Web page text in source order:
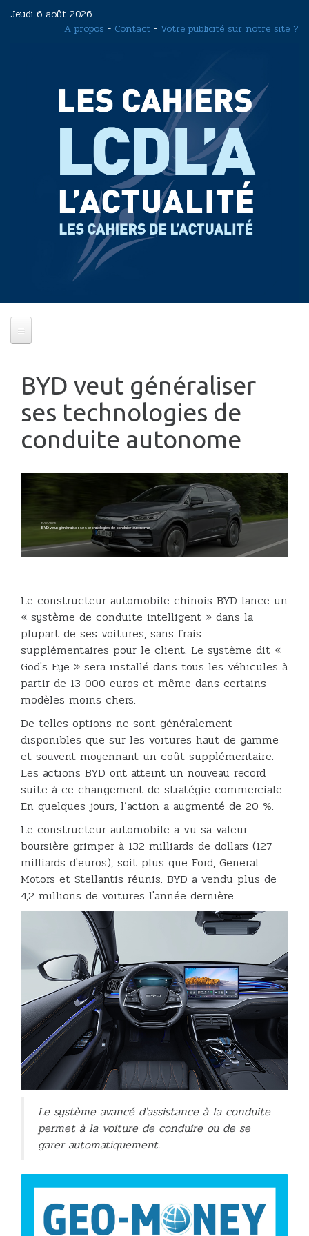
Jeudi 6 août 2026
A propos - Contact - Votre publicité sur notre site ?
BYD veut généraliser
ses technologies de
conduite autonome
12/02/2025
BYD veut généraliser ses technologies de conduite autonome
Le constructeur automobile chinois BYD lance un
« système de conduite intelligent » dans la
plupart de ses voitures, sans frais
supplémentaires pour le client. Le système dit «
God's Eye » sera installé dans tous les véhicules à
partir de 13 000 euros et même dans certains
modèles moins chers.
De telles options ne sont généralement
disponibles que sur les voitures haut de gamme
et souvent moyennant un coût supplémentaire.
Les actions BYD ont atteint un nouveau record
suite à ce changement de stratégie commerciale.
En quelques jours, l’action a augmenté de 20 %.
Le constructeur automobile a vu sa valeur
boursière grimper à 132 milliards de dollars (127
milliards d'euros), soit plus que Ford, General
Motors et Stellantis réunis. BYD a vendu plus de
4,2 millions de voitures l'année dernière.
Le système avancé d'assistance à la conduite
permet à la voiture de conduire ou de se
garer automatiquement.